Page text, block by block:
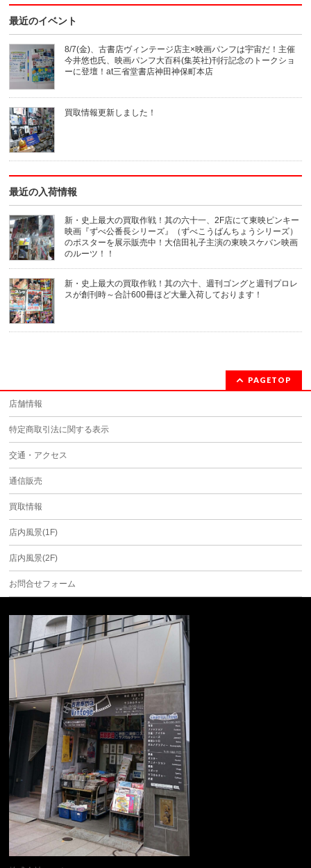
最近のイベント
8/7(金)、古書店ヴィンテージ店主×映画パンフは宇宙だ！主催
今井悠也氏、映画パンフ大百科(集英社)刊行記念のトークショ
ーに登壇！at三省堂書店神田神保町本店
買取情報更新しました！
最近の入荷情報
新・史上最大の買取作戦！其の六十一、2F店にて東映ピンキー
映画『ずべ公番長シリーズ』（ずべこうばんちょうシリーズ）
のポスターを展示販売中！大信田礼子主演の東映スケバン映画
のルーツ！！
新・史上最大の買取作戦！其の六十、週刊ゴングと週刊プロレ
スが創刊時～合計600冊ほど大量入荷しております！
PAGETOP
店舗情報
特定商取引法に関する表示
交通・アクセス
通信販売
買取情報
店内風景(1F)
店内風景(2F)
お問合せフォーム